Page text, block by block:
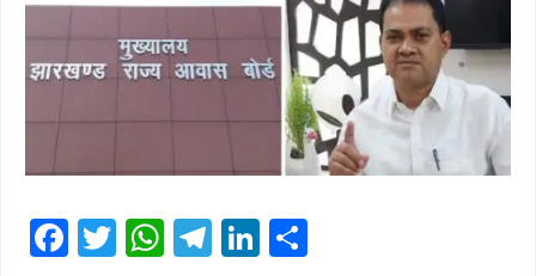
Facebook
Twitter
WhatsApp
Telegram
LinkedIn